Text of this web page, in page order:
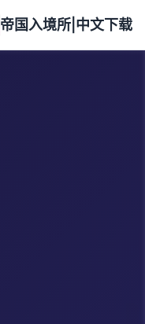
帝国入境所|中文下载